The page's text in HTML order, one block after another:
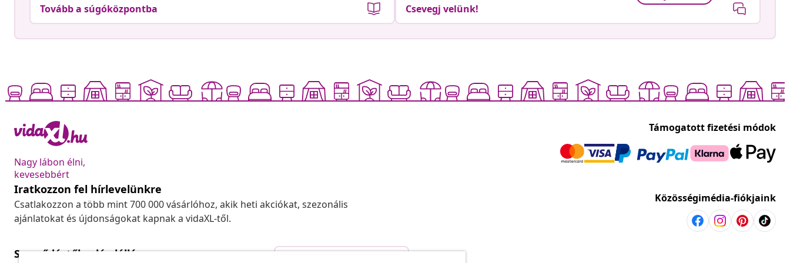
Tovább a súgóközpontba Csevegj velünk!
Nagy lábon élni,
kevesebbért
Támogatott fizetési módok
Iratkozzon fel hírlevelünkre
Csatlakozzon a több mint 700 000 vásárlóhoz, akik heti akciókat, szezonális
ajánlatokat és újdonságokat kapnak a vidaXL-től.
Közösségimédia-fiókjaink
Szerződéstől való elállás